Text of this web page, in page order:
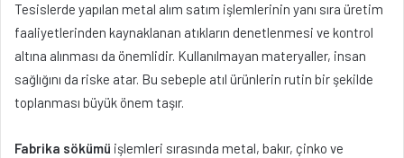
Tesislerde yapılan metal alım satım işlemlerinin yanı sıra üretim
faaliyetlerinden kaynaklanan atıkların denetlenmesi ve kontrol
altına alınması da önemlidir. Kullanılmayan materyaller, insan
sağlığını da riske atar. Bu sebeple atıl ürünlerin rutin bir şekilde
toplanması büyük önem taşır.
Fabrika sökümü işlemleri sırasında metal, bakır, çinko ve